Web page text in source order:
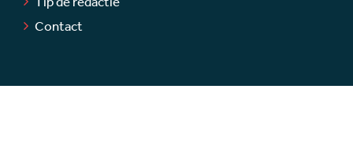
Contact